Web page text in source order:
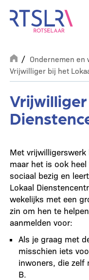
naar
inhoud
gaan
Breadcrumb
Ondernemen en
Vrijwilliger bij het
Met vrijwilligerswerk
maar het is ook
sociaal bezig en
Lokaal
wekelijks met een
zin om hen te
aanmelden voor:
Als je graag met
misschien iets
inwoners, die zelf
B.